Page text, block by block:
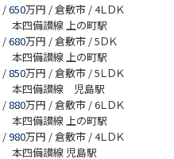
/650万円 / 倉敷市 / 4ＬＤＫ
本四備讃線 上の町駅
/680万円 / 倉敷市 / 5ＤＫ
本四備讃線 上の町駅
/850万円 / 倉敷市 / 5ＬＤＫ
本四備讃線 児島駅
/880万円 / 倉敷市 / 6ＬＤＫ
本四備讃線 上の町駅
/980万円 / 倉敷市 / 4ＬＤＫ
本四備讃線 児島駅